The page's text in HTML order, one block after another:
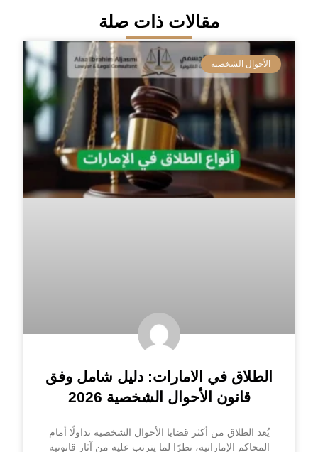
مقالات ذات صلة
الأحوال الشخصية
الطلاق في الامارات: دليل شامل وفق
قانون الأحوال الشخصية 2026
يُعد الطلاق من أكثر قضايا الأحوال الشخصية تداولًا أمام
المحاكم الإماراتية، نظرًا لما يترتب عليه من آثار قانونية